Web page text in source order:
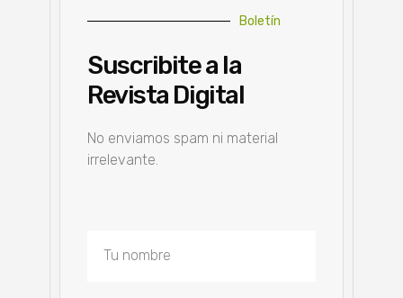
Boletín
Suscribite a la
Revista Digital
No enviamos spam ni material
irrelevante.